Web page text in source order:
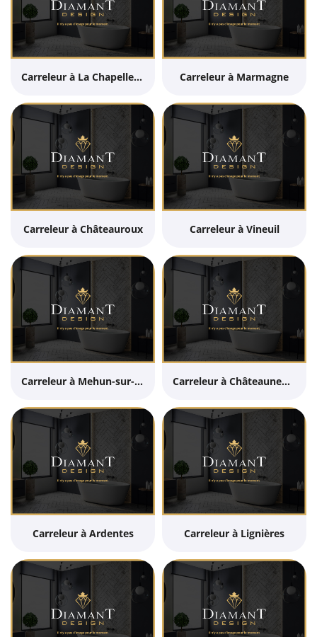
Carreleur à La Chapelle-Saint-Ursin Carreleur à Marmagne
Carreleur à Châteauroux Carreleur à Vineuil
Carreleur à Mehun-sur-Yèvre Carreleur à Châteauneuf-sur-Cher
Carreleur à Ardentes Carreleur à Lignières